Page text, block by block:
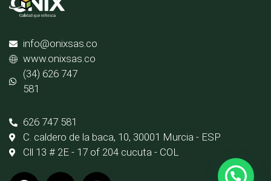
info@onixsas.co
www.onixsas.co
(34) 626 747
581
626 747 581
C. caldero de la baca, 10, 30001 Murcia - ESP
Cll 13 # 2E - 17 of 204 cucuta - COL